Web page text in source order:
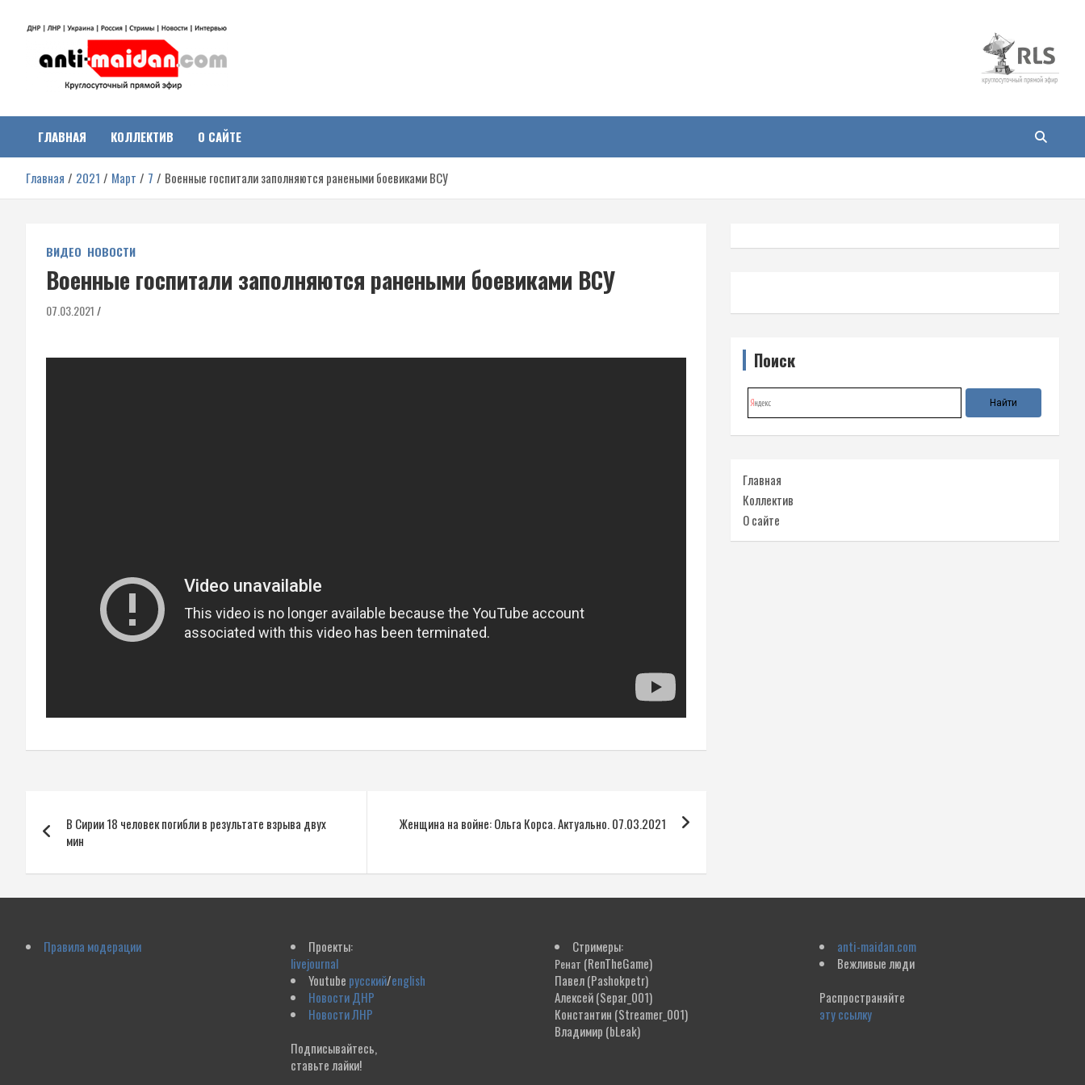
Антимайдан:
Гражданская война на
Украине
о гражданской войне на Украине, включая события в Новороссии,
ДНР, ЛНР и других регионах.
ГЛАВНАЯ КОЛЛЕКТИВ О САЙТЕ
Главная 2021 Март 7 Военные госпитали заполняются ранеными боевиками ВСУ
ВИДЕО НОВОСТИ
Военные госпитали заполняются ранеными боевиками ВСУ
07.03.2021
по
записям
В Сирии 18 человек погибли в результате взрыва двух
мин
Женщина на войне: Ольга Корса. Актуально. 07.03.2021
Поиск
Главная
Коллектив
О сайте
Правила модерации
Проекты:
livejournal
Youtube русский/english
Новости ДНР
Новости ЛНР
Подписывайтесь,
ставьте лайки!
Стримеры:
Ренат (RenTheGame)
Павел(Pashokpetr)
Алексей(Separ_001)
Константин (Streamer_001)
Владимир (bLeak)
anti-maidan.com
Вежливые люди
Распространяйте
эту ссылку